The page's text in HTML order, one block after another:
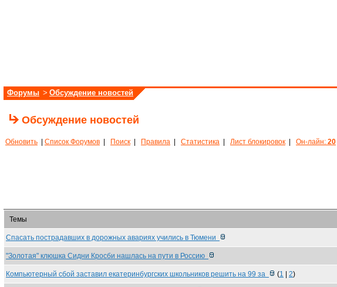
Форумы > Обсуждение новостей
Обсуждение новостей
Обновить Список Форумов Поиск Правила Статистика Лист блокировок Он-лайн: 20
Темы
Спасать пострадавших в дорожных авариях учились в Тюмени
"Золотая" клюшка Сидни Кросби нашлась на пути в Россию
Компьютерный сбой заставил екатеринбургских школьников решить на 99 за (1 2)